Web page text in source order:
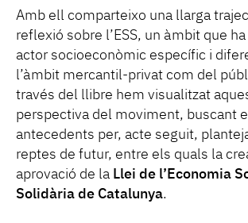
Amb ell comparteixo una llarga
reflexió sobre l’ESS, un àmbit que
actor socioeconòmic específic i
l’àmbit mercantil-privat com del
través del llibre hem visualitzat
perspectiva del moviment, buscant
antecedents per, acte seguit,
reptes de futur, entre els quals la
aprovació de la Llei de l’Economia
Solidària de Catalunya.